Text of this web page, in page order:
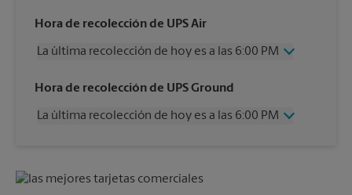
Hora de recolección de UPS Air
La última recolección de hoy es a las 6:00 PM
Miércoles
6:00 PM
Viernes
6:00 PM
Martes
Hora de recolección de UPS Ground
La última recolección de hoy es a las 6:00 PM
Viernes
6:00 PM